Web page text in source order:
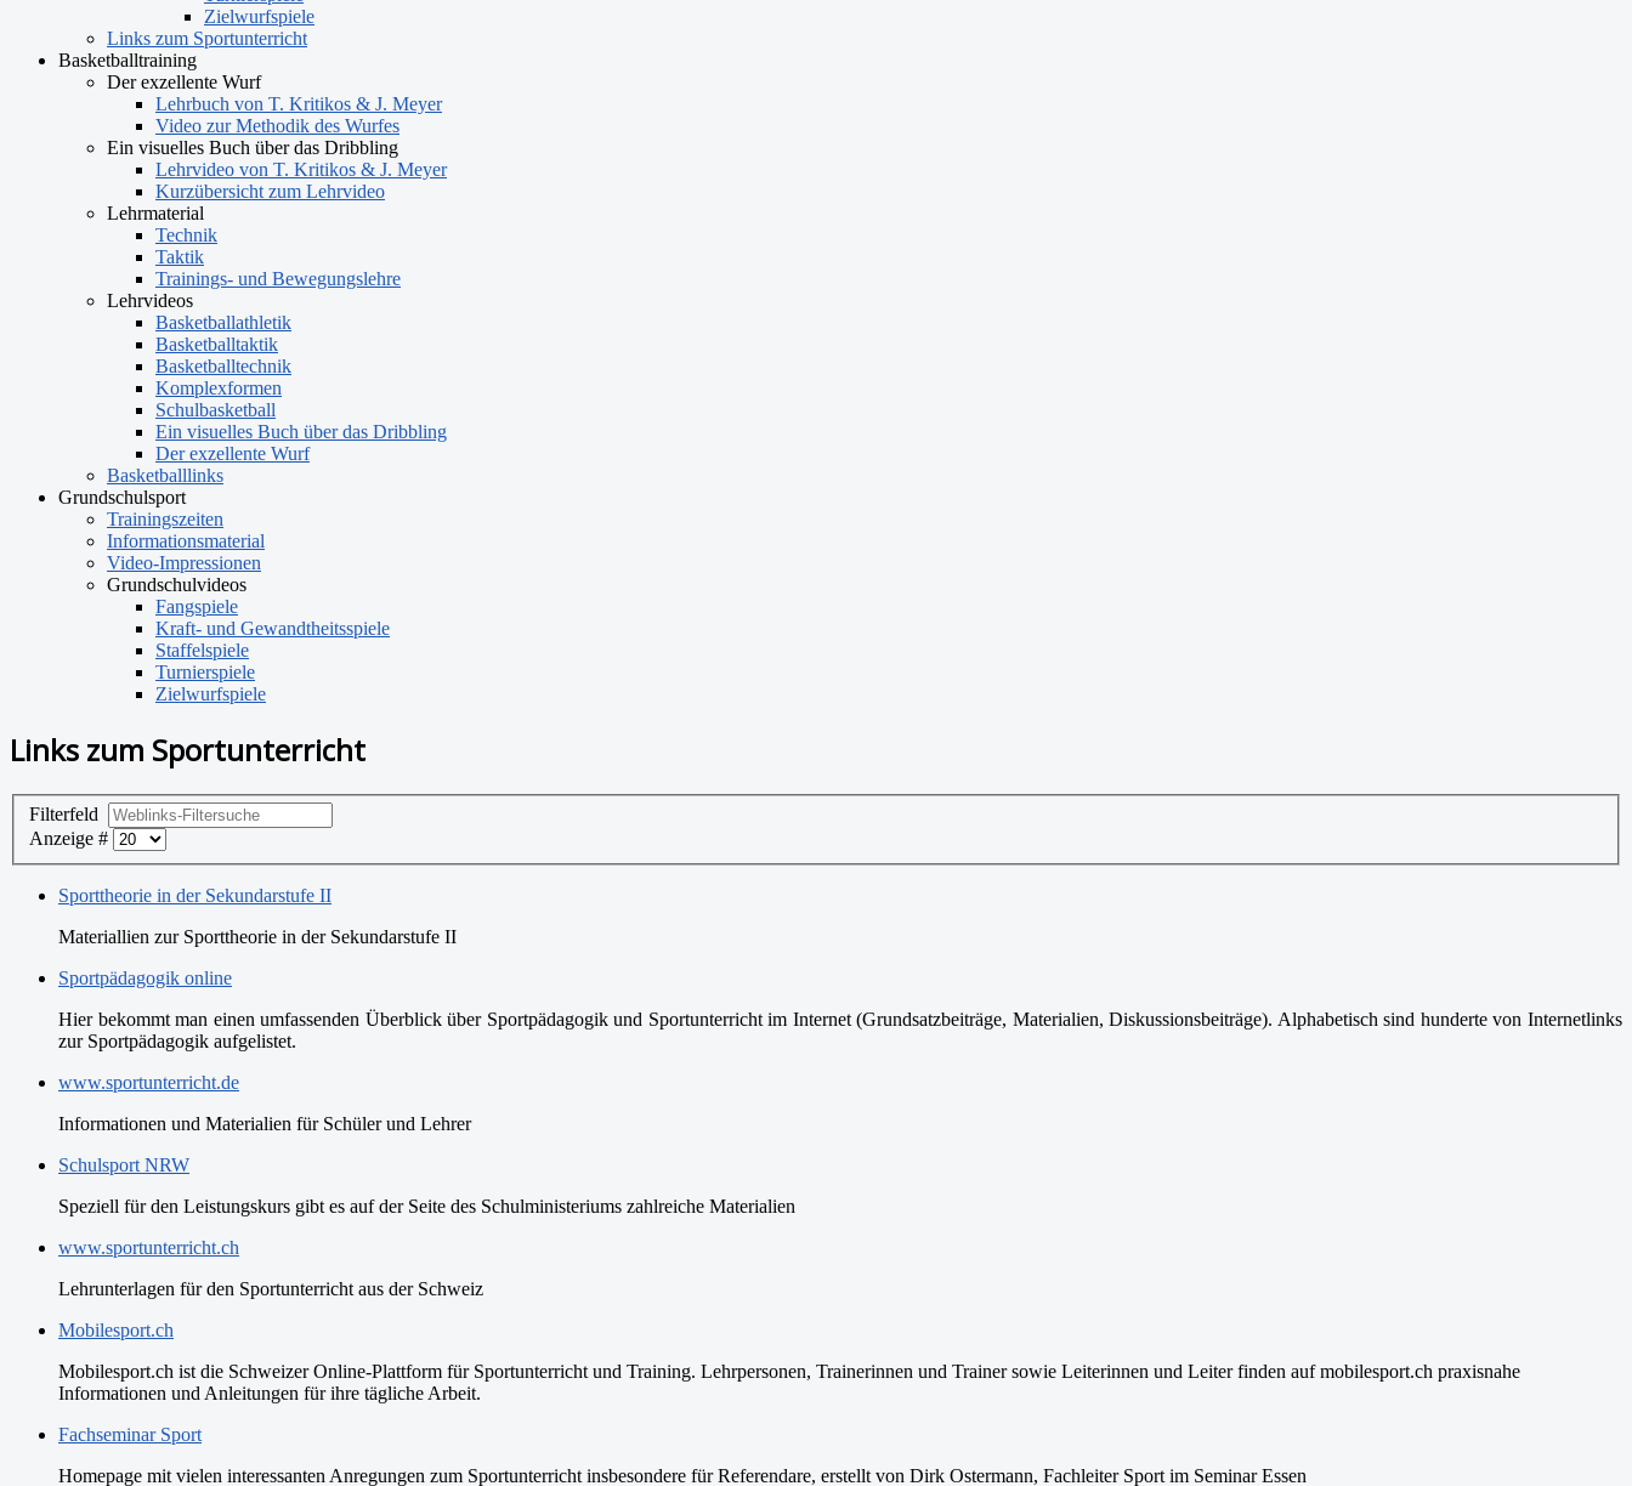
Zielwurfspiele
Links zum Sportunterricht
Basketballtraining
Der exzellente Wurf
Lehrbuch von T. Kritikos & J. Meyer
Video zur Methodik des Wurfes
Ein visuelles Buch über das Dribbling
Lehrvideo von T. Kritikos & J. Meyer
Kurzübersicht zum Lehrvideo
Lehrmaterial
Technik
Taktik
Trainings- und Bewegungslehre
Lehrvideos
Basketballathletik
Basketballtaktik
Basketballtechnik
Komplexformen
Schulbasketball
Ein visuelles Buch über das Dribbling
Der exzellente Wurf
Basketballlinks
Grundschulsport
Trainingszeiten
Informationsmaterial
Video-Impressionen
Grundschulvideos
Fangspiele
Kraft- und Gewandtheitsspiele
Staffelspiele
Turnierspiele
Zielwurfspiele
Links zum Sportunterricht
Filterfeld
Anzeige #
Sporttheorie in der Sekundarstufe II
Materiallien zur Sporttheorie in der Sekundarstufe II
Sportpädagogik online
Hier bekommt man einen umfassenden Überblick über Sportpädagogik und Sportunterricht im Internet (Grundsatzbeiträge, Materialien, Diskussionsbeiträge). Alphabetisch sind hunderte von Internetlinks
zur Sportpädagogik aufgelistet.
www.sportunterricht.de
Informationen und Materialien für Schüler und Lehrer
Schulsport NRW
Speziell für den Leistungskurs gibt es auf der Seite des Schulministeriums zahlreiche Materialien
www.sportunterricht.ch
Lehrunterlagen für den Sportunterricht aus der Schweiz
Mobilesport.ch
Mobilesport.ch ist die Schweizer Online-Plattform für Sportunterricht und Training. Lehrpersonen, Trainerinnen und Trainer sowie Leiterinnen und Leiter finden auf mobilesport.ch praxisnahe
Informationen und Anleitungen für ihre tägliche Arbeit.
Fachseminar Sport
Homepage mit vielen interessanten Anregungen zum Sportunterricht insbesondere für Referendare, erstellt von Dirk Ostermann, Fachleiter Sport im Seminar Essen